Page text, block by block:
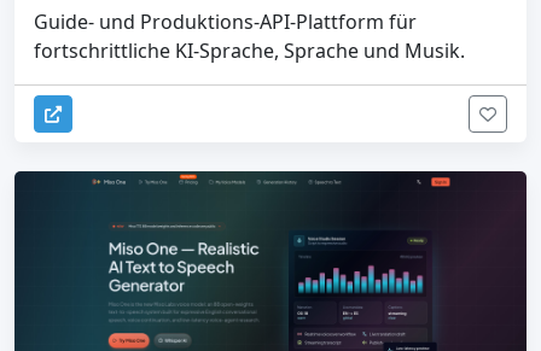
Guide- und Produktions-API-Plattform für
fortschrittliche KI-Sprache, Sprache und Musik.